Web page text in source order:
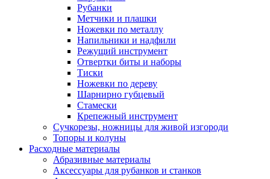
Рубанки
Метчики и плашки
Ножевки по металлу
Напильники и надфили
Режущий инструмент
Отвертки биты и наборы
Тиски
Ножевки по дереву
Шарнирно губцевый
Стамески
Крепежный инструмент
Сучкорезы, ножницы для живой изгороди
Топоры и колуны
Расходные материалы
Абразивные материалы
Аксессуары для рубанков и станков